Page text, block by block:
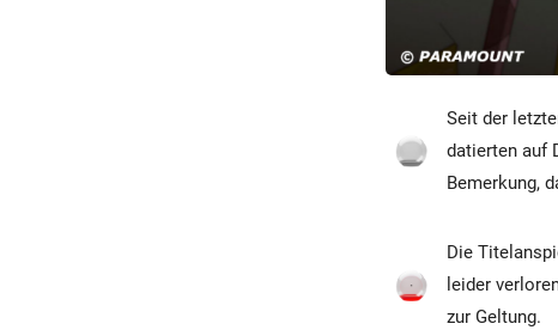
Seit der
datierten auf
Bemerkung,
Die
leider
zur Geltung.